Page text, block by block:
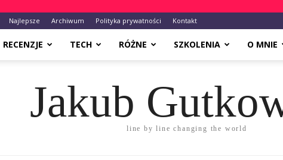
Najlepsze Archiwum Polityka prywatności Kontakt
RECENZJE TECH RÓŻNE SZKOLENIA O MNIE
Jakub
line by line changing the world